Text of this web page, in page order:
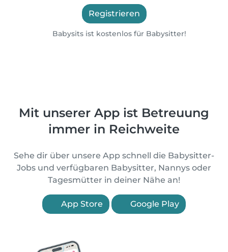
Registrieren
Babysits ist kostenlos für Babysitter!
Mit unserer App ist Betreuung
immer in Reichweite
Sehe dir über unsere App schnell die Babysitter-
Jobs und verfügbaren Babysitter, Nannys oder
Tagesmütter in deiner Nähe an!
App Store Google Play